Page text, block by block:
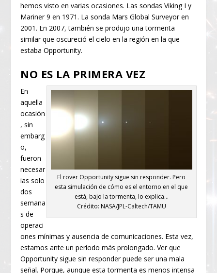
hemos visto en varias ocasiones. Las sondas Viking I y
Mariner 9 en 1971. La sonda Mars Global Surveyor en
2001. En 2007, también se produjo una tormenta
similar que oscureció el cielo en la región en la que
estaba Opportunity.
NO ES LA PRIMERA VEZ
El rover Opportunity sigue sin responder. Pero
esta simulación de cómo es el entorno en el que
está, bajo la tormenta, lo explica…
Crédito: NASA/JPL-Caltech/TAMU
En
aquella
ocasión
, sin
embarg
o,
fueron
necesar
ias solo
dos
semana
s de
operaci
ones mínimas y ausencia de comunicaciones. Esta vez,
estamos ante un período más prolongado. Ver que
Opportunity sigue sin responder puede ser una mala
señal. Porque, aunque esta tormenta es menos intensa